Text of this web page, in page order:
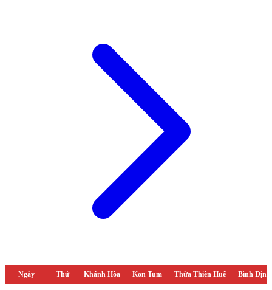
Ngày Thứ Khánh Hòa Kon Tum Thừa Thiên Huế Bình Định